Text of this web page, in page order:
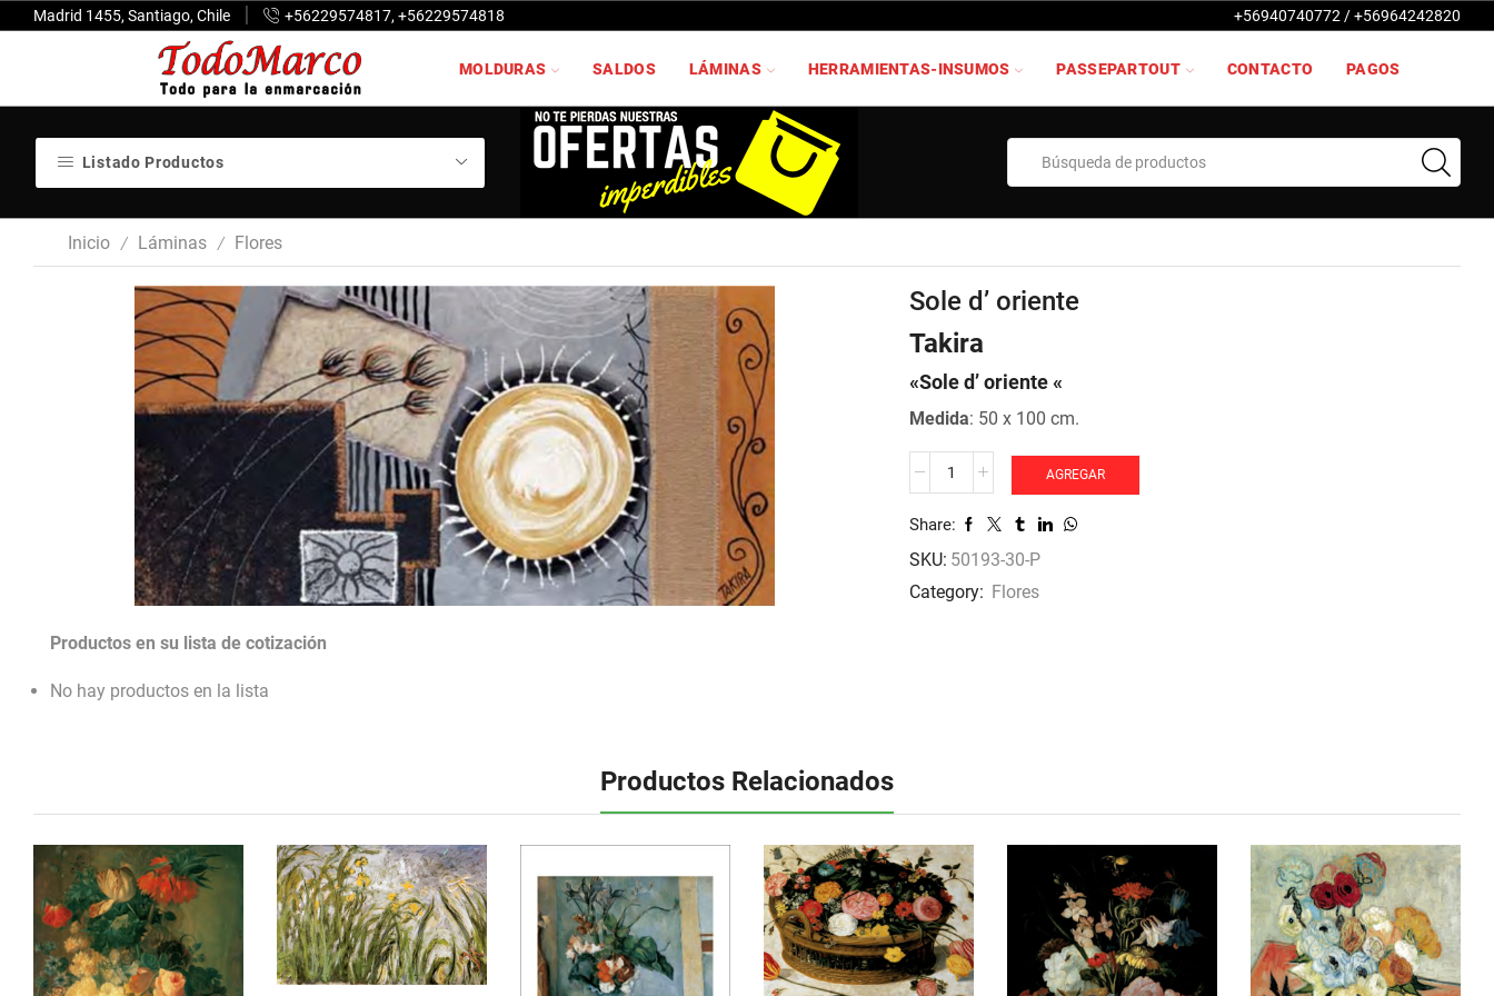
Madrid 1455, Santiago, Chile +56229574817, +56229574818 +56940740772 / +56964242820
MOLDURAS SALDOS LÁMINAS HERRAMIENTAS-INSUMOS PASSEPARTOUT CONTACTO PAGOS
Listado Productos
Inicio / Láminas / Flores
Productos en su lista de cotización
No hay productos en la lista
Sole d’ oriente
Takira
«Sole d’ oriente «
Medida: 50 x 100 cm.
cantidad
AGREGAR
Share:
SKU: 50193-30-P
Category: Flores
Productos Relacionados